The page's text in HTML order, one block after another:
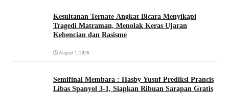
Kesultanan Ternate Angkat Bicara Menyikapi
Tragedi Matraman, Menolak Keras Ujaran
Kebencian dan Rasisme
August 1, 2026
Semifinal Membara : Hasby Yusuf Prediksi Prancis
Libas Spanyol 3-1, Siapkan Ribuan Sarapan Gratis